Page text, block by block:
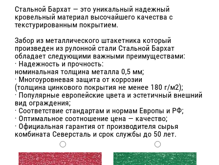
Стальной Бархат — это уникальный надежный
кровельный материал высочайшего качества с
текстурированным покрытием.
Забор из металлического штакетника который
произведен из рулонной стали Стальной Бархат
обладает следующими важными преимуществами:
· Надежность и прочность:
номинальная толщина металла 0,5 мм;
· Многоуровневая защита от коррозии
(толщина цинкового покрытия не менее 180 г/м2);
· Популярные европейские цвета и эстетичный внешний
вид ограждения;
· Соответствие стандартам и нормам Европы и РФ;
· Оптимальное соотношение цена — качество;
· Официальная гарантия от производителя сырья
комбината Северсталь и срок службы до 50 лет.